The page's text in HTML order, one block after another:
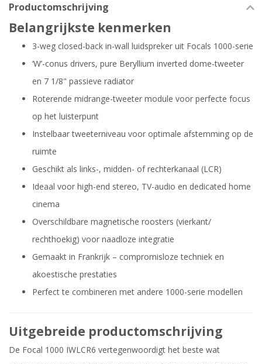
Productomschrijving
Belangrijkste kenmerken
3-weg closed-back in-wall luidspreker uit Focals 1000-serie
‘W’-conus drivers, pure Beryllium inverted dome-tweeter
en 7 1/8" passieve radiator
Roterende midrange-tweeter module voor perfecte focus
op het luisterpunt
Instelbaar tweeterniveau voor optimale afstemming op de
ruimte
Geschikt als links-, midden- of rechterkanaal (LCR)
Ideaal voor high-end stereo, TV-audio en dedicated home
cinema
Overschildbare magnetische roosters (vierkant/
rechthoekig) voor naadloze integratie
Gemaakt in Frankrijk – compromisloze techniek en
akoestische prestaties
Perfect te combineren met andere 1000-serie modellen
Uitgebreide productomschrijving
De Focal 1000 IWLCR6 vertegenwoordigt het beste wat